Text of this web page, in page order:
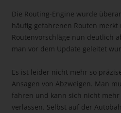
Die Routing-Engine wurde
häufig gefahrenen Routen merkt
Routenvorschläge nun deutlich
man vor dem Update geleitet
Es ist leider nicht mehr so
Ansagen von Abzweigen. Man
fahren und kann sich nicht
verlassen. Selbst auf der